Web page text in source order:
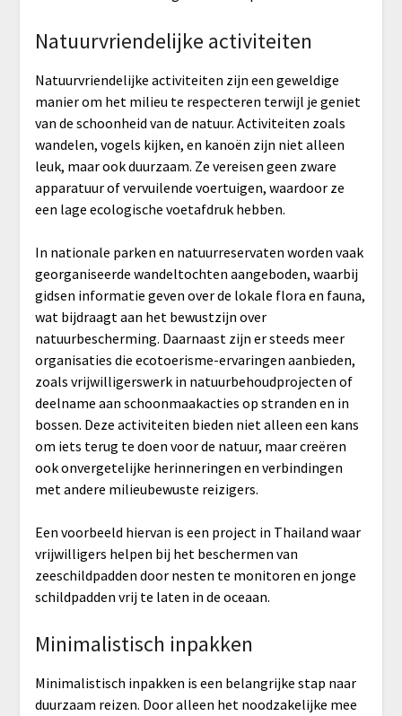
Natuurvriendelijke activiteiten
Natuurvriendelijke activiteiten zijn een geweldige
manier om het milieu te respecteren terwijl je geniet
van de schoonheid van de natuur. Activiteiten zoals
wandelen, vogels kijken, en kanoën zijn niet alleen
leuk, maar ook duurzaam. Ze vereisen geen zware
apparatuur of vervuilende voertuigen, waardoor ze
een lage ecologische voetafdruk hebben.
In nationale parken en natuurreservaten worden vaak
georganiseerde wandeltochten aangeboden, waarbij
gidsen informatie geven over de lokale flora en fauna,
wat bijdraagt aan het bewustzijn over
natuurbescherming. Daarnaast zijn er steeds meer
organisaties die ecotoerisme-ervaringen aanbieden,
zoals vrijwilligerswerk in natuurbehoudprojecten of
deelname aan schoonmaakacties op stranden en in
bossen. Deze activiteiten bieden niet alleen een kans
om iets terug te doen voor de natuur, maar creëren
ook onvergetelijke herinneringen en verbindingen
met andere milieubewuste reizigers.
Een voorbeeld hiervan is een project in Thailand waar
vrijwilligers helpen bij het beschermen van
zeeschildpadden door nesten te monitoren en jonge
schildpadden vrij te laten in de oceaan.
Minimalistisch inpakken
Minimalistisch inpakken is een belangrijke stap naar
duurzaam reizen. Door alleen het noodzakelijke mee